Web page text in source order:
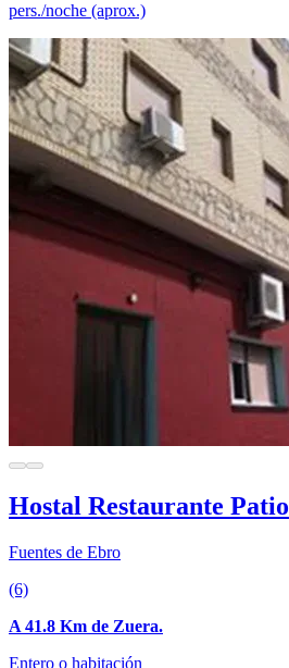
pers./noche (aprox.)
Hostal Restaurante Patio
Fuentes de Ebro
(6)
A 41.8 Km de Zuera.
Entero o habitación